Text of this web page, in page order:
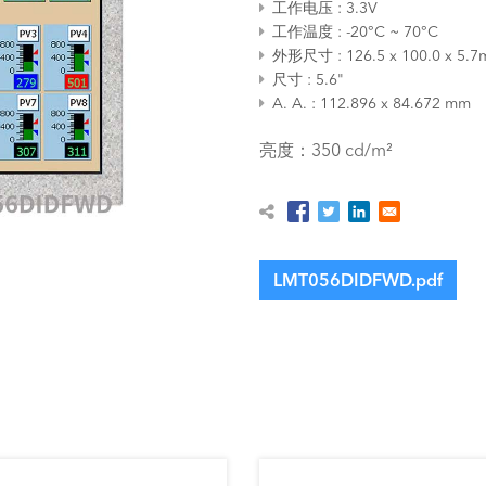
工作电压
3.3V
工作温度
-20°C ~ 70°C
外形尺寸
126.5 x 100.0 x
尺寸
5.6"
A. A.
112.896 x 84.672 mm
亮度：350 cd/m²
LMT056DIDFWD.pdf